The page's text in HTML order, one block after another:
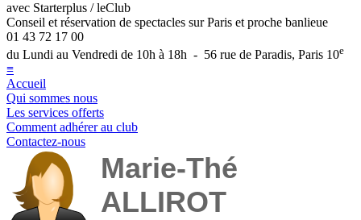
avec Starterplus / leClub
Conseil et réservation de spectacles sur Paris et proche banlieue
01 43 72 17 00
du Lundi au Vendredi de 10h à 18h - 56 rue de Paradis, Paris 10e
≡
Accueil
Qui sommes nous
Les services offerts
Comment adhérer au club
Contactez-nous
Marie-Thé
ALLIROT